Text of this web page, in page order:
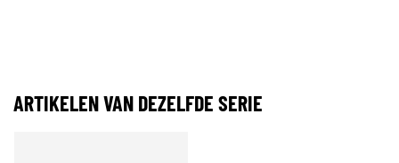
ARTIKELEN VAN DEZELFDE SERIE